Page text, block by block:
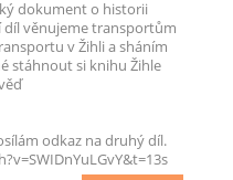
dokument o historii
díl věnujeme transportům
v Žihli a sháním
stáhnout si knihu Žihle
odkaz na druhý díl.